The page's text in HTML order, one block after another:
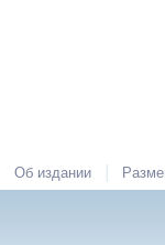
Об издании |